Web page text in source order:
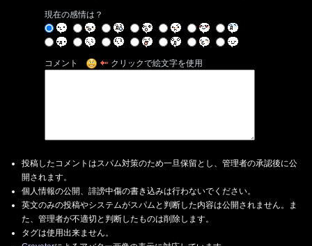
現在の感情は？
コメント クリックで絵文字を使用
投稿したコメントはスパム対策のため一旦保留とし、管理者の承認後に公
開されます。
個人情報の公開、誹謗中傷の書き込みは行わないでください。
英文のみの投稿やシステムがスパムと判断した内容は公開されません。ま
た、管理者が不適切と判断したものは削除します。
タグは使用出来ません。